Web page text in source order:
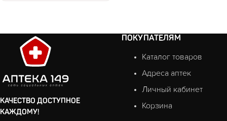
КАЧЕСТВО ДОСТУПНОЕ
КАЖДОМУ!
ПОКУПАТЕЛЯМ
Каталог товаров
Адреса аптек
Личный кабинет
Корзина